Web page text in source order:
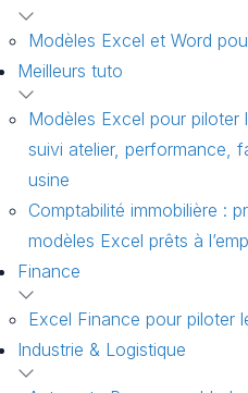
Modèles Excel et Word
Meilleurs tuto
Modèles Excel pour piloter
suivi atelier, performance,
usine
Comptabilité immobilière :
modèles Excel prêts à
Finance
Excel Finance pour piloter
Industrie & Logistique